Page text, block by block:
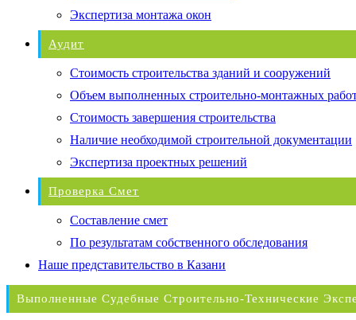
Экспертиза монтажа окон
Аудит
Стоимость строительства зданий и сооружений
Объем выполненных строительно-монтажных
Стоимость завершения строительства
Наличие необходимой строительной документации
Экспертиза проектных решений
Проверка Смет
Составление смет
По результатам собственного обследования
Наше представительство в Казани
Выполненные Судебные Строительно-Технические